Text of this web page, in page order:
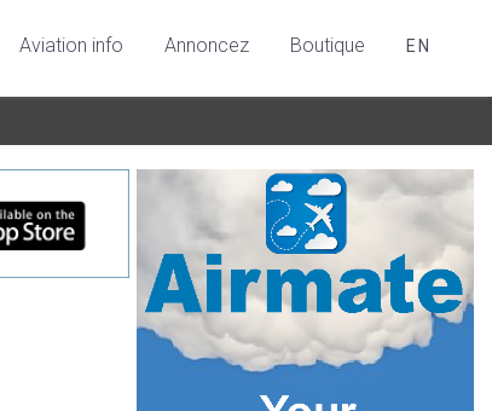
Aviation info Annoncez Boutique EN